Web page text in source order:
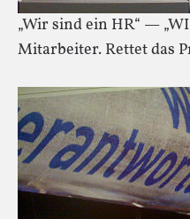
„Wir sind ein HR“ —
Mitarbeiter. Rettet das